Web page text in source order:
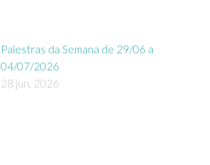
Palestras da Semana de 29/06 a
04/07/2026
28 jun, 2026